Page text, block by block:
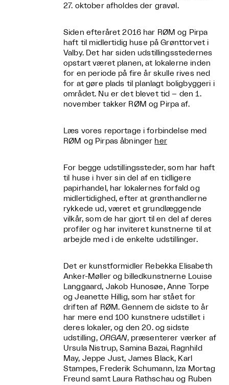
27. oktober afholdes der gravøl.
Siden efteråret 2016 har RØM og Pirpa
haft til midlertidig huse på Grønttorvet i
Valby. Det har siden udstillingsstedernes
opstart været planen, at lokalerne inden
for en periode på fire år skulle rives ned
for at gøre plads til planlagt boligbyggeri i
området. Nu er det blevet tid – den 1.
november takker RØM og Pirpa af.
Læs vores reportage i forbindelse med
RØM og Pirpas åbninger her
For begge udstillingssteder, som har haft
til huse i hver sin del af en tidligere
papirhandel, har lokalernes forfald og
midlertidighed, efter at grønthandlerne
rykkede ud, været et grundlæggende
vilkår, som de har gjort til en del af deres
profiler og har inviteret kunstnerne til at
arbejde med i de enkelte udstillinger.
Det er kunstformidler Rebekka Elisabeth
Anker-Møller og billedkunstnerne Louise
Langgaard, Jakob Hunosøe, Anne Torpe
og Jeanette Hillig, som har stået for
driften af RØM. Gennem de sidste to år
har mere end 100 kunstnere udstillet i
deres lokaler, og den 20. og sidste
udstilling, ORGAN, præsenterer værker af
Ursula Nistrup, Samina Bazai, Ragnhild
May, Jeppe Just, James Black, Karl
Stampes, Frederik Schumann, Iza Mortag
Freund samt Laura Rathschau og Ruben